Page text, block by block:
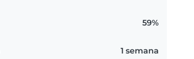
59%
1 semana